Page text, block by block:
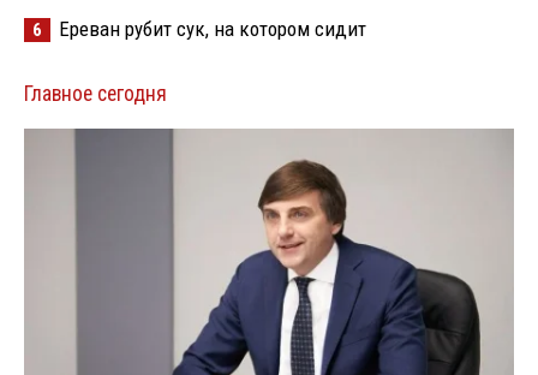
6 Ереван рубит сук, на котором сидит
Главное сегодня